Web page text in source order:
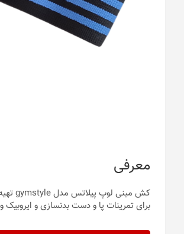
معرفی
برای تمرینات پا و دست بدنسازی و